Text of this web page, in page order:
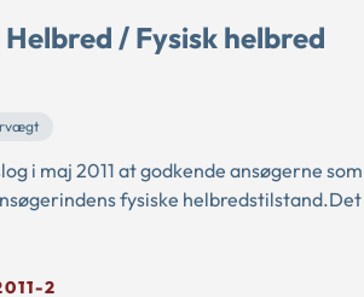
Helbred / Fysisk helbred
i maj 2011 at godkende ansøgerne
fysiske
2